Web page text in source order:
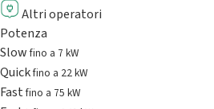
Altri operatori
Potenza
Slowfino a 7 kW
Quickfino a 22 kW
Fastfino a 75 kW